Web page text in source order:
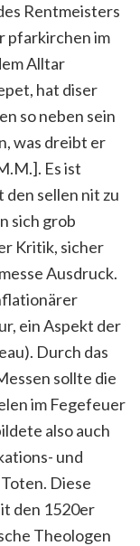
Rentmeisters
pfarkirchen im
Alltar
hat diser
so neben sein
was dreibt er
Es ist
sellen nit zu
sich grob
Kritik, sicher
Ausdruck.
ein Aspekt der
Durch das
sollte die
im Fegefeuer
also auch
und
Diese
den 1520er
Theologen